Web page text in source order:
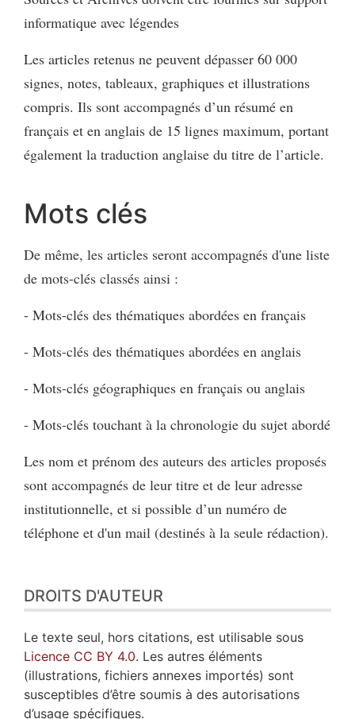
informatique avec légendes
Les articles retenus ne peuvent dépasser 60 000
signes, notes, tableaux, graphiques et illustrations
compris. Ils sont accompagnés d’un résumé en
français et en anglais de 15 lignes maximum, portant
également la traduction anglaise du titre de l’article.
Mots clés
De même, les articles seront accompagnés d'une liste
de mots-clés classés ainsi :
- Mots-clés des thématiques abordées en français
- Mots-clés des thématiques abordées en anglais
- Mots-clés géographiques en français ou anglais
- Mots-clés touchant à la chronologie du sujet abordé
Les nom et prénom des auteurs des articles proposés
sont accompagnés de leur titre et de leur adresse
institutionnelle, et si possible d’un numéro de
téléphone et d'un mail (destinés à la seule rédaction).
DROITS D'AUTEUR
Le texte seul, hors citations, est utilisable sous
Licence CC BY 4.0. Les autres éléments
(illustrations, fichiers annexes importés) sont
susceptibles d’être soumis à des autorisations
d’usage spécifiques.